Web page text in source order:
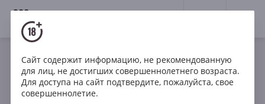
18+
Игристое Белое
Франция
Albert Sounit Cremant Blanc de Noirs Burgundy
Сайт содержит информацию, не рекомендованную
для лиц, не достигших совершеннолетнего возраста.
Для доступа на сайт подтвердите, пожалуйста, свое
совершеннолетие.